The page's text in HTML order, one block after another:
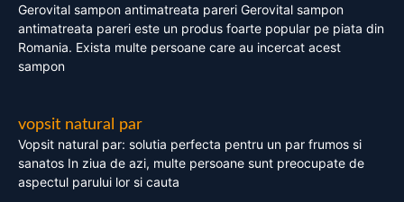
Gerovital sampon antimatreata pareri Gerovital sampon
antimatreata pareri este un produs foarte popular pe piata din
Romania. Exista multe persoane care au incercat acest
sampon
vopsit natural par
Vopsit natural par: solutia perfecta pentru un par frumos si
sanatos In ziua de azi, multe persoane sunt preocupate de
aspectul parului lor si cauta